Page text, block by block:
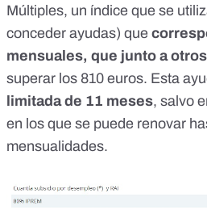
Múltiples, un índice que se
conceder ayudas) que
mensuales, que junto a
superar los 810 euros. Esta
limitada de 11 meses, salvo
en los que se puede renovar
mensualidades.